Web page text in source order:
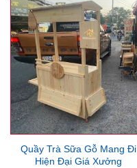
Quầy Trà Sữa Gỗ Mang Đi
Hiện Đại Giá Xưởng